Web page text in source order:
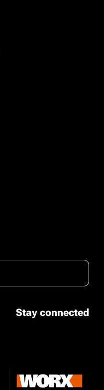
Stay connected